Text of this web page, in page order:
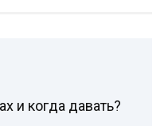
и когда давать?